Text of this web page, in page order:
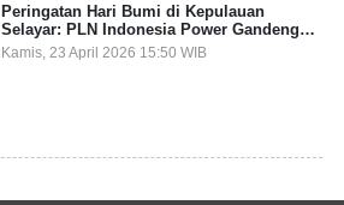
Peringatan Hari Bumi di Kepulauan
Selayar: PLN Indonesia Power Gandeng
Pemda dan Komunitas, Giatkan Restorasi
Mangrove
Kamis, 23 April 2026 15:50 WIB